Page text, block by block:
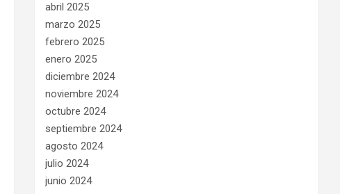
abril 2025
marzo 2025
febrero 2025
enero 2025
diciembre 2024
noviembre 2024
octubre 2024
septiembre 2024
agosto 2024
julio 2024
junio 2024